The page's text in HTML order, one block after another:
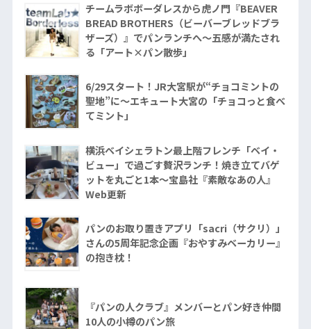
チームラボボーダレスから虎ノ門『BEAVER
BREAD BROTHERS（ビーバーブレッドブラ
ザーズ）』でパンランチへ〜五感が満たされ
る「アート×パン散歩」
6/29スタート！JR大宮駅が“チョコミントの
聖地”に〜エキュート大宮の「チョコっと食べ
てミント」
横浜ベイシェラトン最上階フレンチ「ベイ・
ビュー」で過ごす贅沢ランチ！焼き立てバゲ
ットを丸ごと1本〜宝島社『素敵なあの人』
Web更新
パンのお取り置きアプリ「sacri（サクリ）」
さんの5周年記念企画『おやすみベーカリー』
の抱き枕！
『パンの人クラブ』メンバーとパン好き仲間
10人の小樽のパン旅